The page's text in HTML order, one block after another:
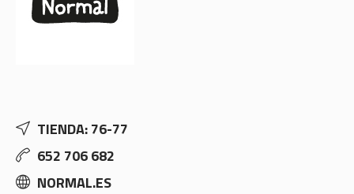
TIENDA: 76-77
652 706 682
NORMAL.ES